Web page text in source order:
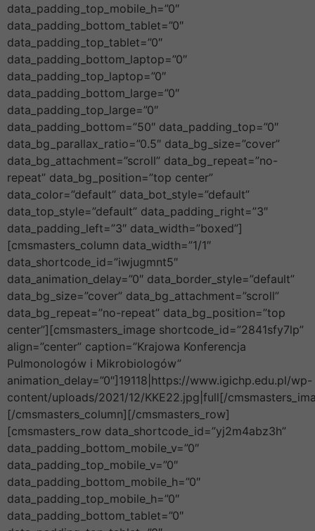
data_padding_top_mobile_h=”0″
data_padding_bottom_tablet=”0″
data_padding_top_tablet=”0″
data_padding_bottom_laptop=”0″
data_padding_top_laptop=”0″
data_padding_bottom_large=”0″
data_padding_top_large=”0″
data_padding_bottom=”50″ data_padding_top=”0″
data_bg_parallax_ratio=”0.5″ data_bg_size=”cover”
data_bg_attachment=”scroll” data_bg_repeat=”no-
repeat” data_bg_position=”top center”
data_color=”default” data_bot_style=”default”
data_top_style=”default” data_padding_right=”3″
data_padding_left=”3″ data_width=”boxed”]
[cmsmasters_column data_width=”1/1″
data_shortcode_id=”iwjugmnt5″
data_animation_delay=”0″ data_border_style=”default”
data_bg_size=”cover” data_bg_attachment=”scroll”
data_bg_repeat=”no-repeat” data_bg_position=”top
center”][cmsmasters_image shortcode_id=”2841sfy7lp”
align=”center” caption=”Krajowa Konferencja
Pulmonologów i Mikrobiologów”
animation_delay=”0″]19118|https://www.igichp.edu.pl/wp-
content/uploads/2021/12/KKE22.jpg|full[/
[/cmsmasters_column][/cmsmasters_row]
[cmsmasters_row data_shortcode_id=”yj2m4abz3h”
data_padding_bottom_mobile_v=”0″
data_padding_top_mobile_v=”0″
data_padding_bottom_mobile_h=”0″
data_padding_top_mobile_h=”0″
data_padding_bottom_tablet=”0″